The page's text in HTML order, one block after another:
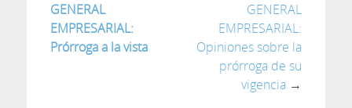
GENERAL
EMPRESARIAL:
Prórroga a la vista
GENERAL
EMPRESARIAL:
Opiniones sobre la
prórroga de su
vigencia →